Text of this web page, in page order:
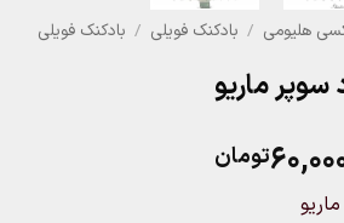
هلیومی / بادکنک فویلی / بادکنک فویلی
سوپر ماریو
تومان